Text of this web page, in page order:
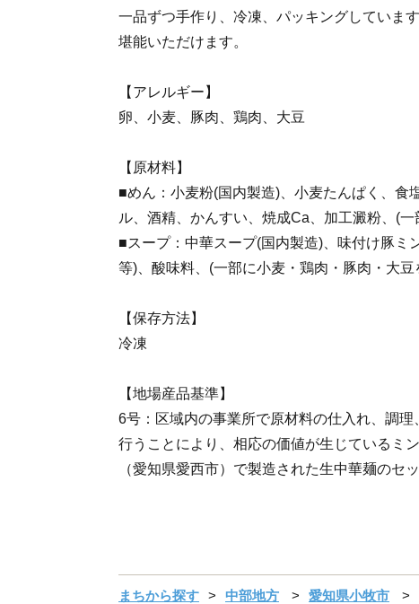
一品ずつ手作り、冷凍、パッキングしていま
堪能いただけます。
【アレルギー】
卵、小麦、豚肉、鶏肉、大豆
【原材料】
■めん：小麦粉(国内製造)、小麦たんぱく、食
ル、酒精、かんすい、焼成Ca、加工澱粉、(
■スープ：中華スープ(国内製造)、味付け豚ミ
等)、酸味料、(一部に小麦・鶏肉・豚肉・大豆
【保存方法】
冷凍
【地場産品基準】
6号：区域内の事業所で原材料の仕入れ、調
行うことにより、相応の価値が生じているミ
（愛知県愛西市）で製造された生中華麺のセ
まちから探す 中部地方 愛知県小牧市